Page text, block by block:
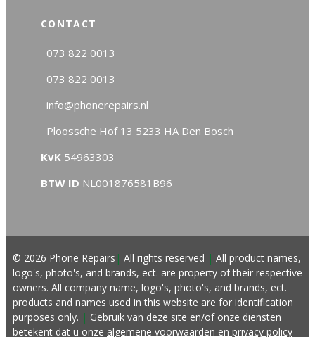
CONTACT
073 822 0013
073 822 0013
info@phonerepairs.nl
Ploossche Hof 13 5233 HA Den Bosch
KvK 54963303
BTW ID NL001876581B96
© 2026 Phone Repairs | All rights reserved | All product names,
logo's, photo's, and brands, ect. are property of their respective
owners. All company name, logo's, photo's, and brands, ect.
products and names used in this website are for identification
purposes only. | Gebruik van deze site en/of onze diensten
betekent dat u onze algemene voorwaarden en privacy policy